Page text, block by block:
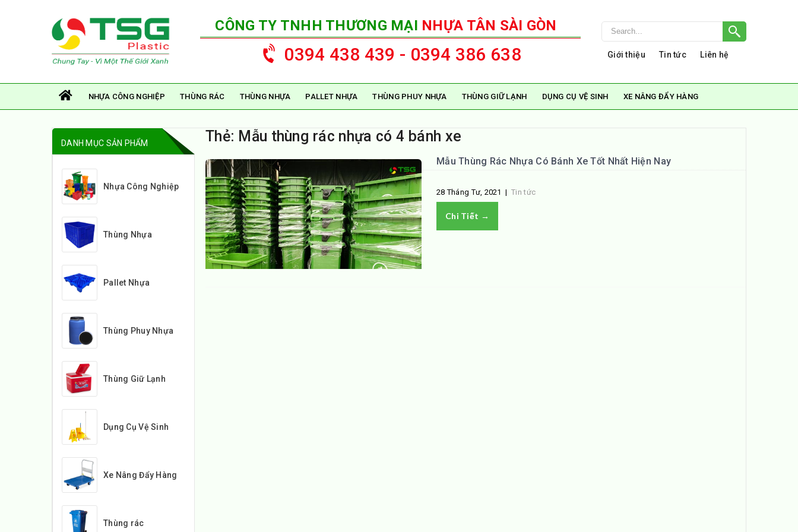
CÔNG TY TNHH THƯƠNG MẠI NHỰA TÂN SÀI GÒN
0394 438 439 - 0394 386 638 Giới thiệu Tin tức Liên hệ
NHỰA CÔNG NGHIỆP THÙNG RÁC THÙNG NHỰA PALLET NHỰA THÙNG PHUY NHỰA THÙNG GIỮ LẠNH DỤNG CỤ VỆ SINH XE NÂNG ĐẨY HÀNG
Thẻ: Mẫu thùng rác nhựa có 4 bánh xe
Mẫu Thùng Rác Nhựa Có Bánh Xe Tốt Nhất Hiện Nay
28 Tháng Tư, 2021 |Tin tức
Chi Tiết →
DANH MỤC SẢN PHẨM
Nhựa Công Nghiệp
Thùng Nhựa
Pallet Nhựa
Thùng Phuy Nhựa
Thùng Giữ Lạnh
Dụng Cụ Vệ Sinh
Xe Nâng Đẩy Hàng
Thùng rác